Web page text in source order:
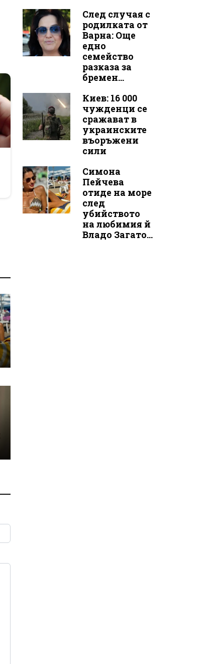
След случая с
родилката от
Варна: Още
едно
семейство
разказа за
бремен...
Киев: 16 000
чужденци се
сражават в
украинските
въоръжени
сили
Симона
Пейчева
отиде на море
след
убийството
на любимия й
Владо Загато...